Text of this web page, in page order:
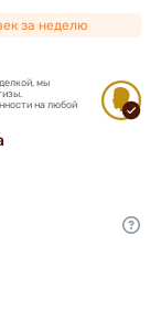
за неделю
мы
на любой